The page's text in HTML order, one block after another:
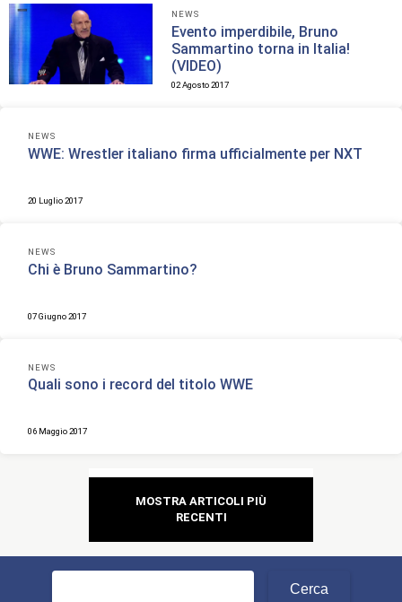
NEWS
Evento imperdibile, Bruno
Sammartino torna in Italia!
(VIDEO)
02 Agosto 2017
NEWS
WWE: Wrestler italiano firma ufficialmente per NXT
20 Luglio 2017
NEWS
Chi è Bruno Sammartino?
07 Giugno 2017
NEWS
Quali sono i record del titolo WWE
06 Maggio 2017
Navigazione
articoliMOSTRA ARTICOLI PIÙ
RECENTI